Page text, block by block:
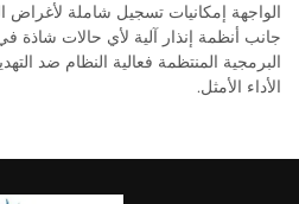
الواجهة إمكانيات تسجيل شاملة لأغراض
جانب أنظمة إنذار آلية لأي حالات شاذة
البرمجية المنتظمة فعالية النظام ضد
الأداء الأمثل.